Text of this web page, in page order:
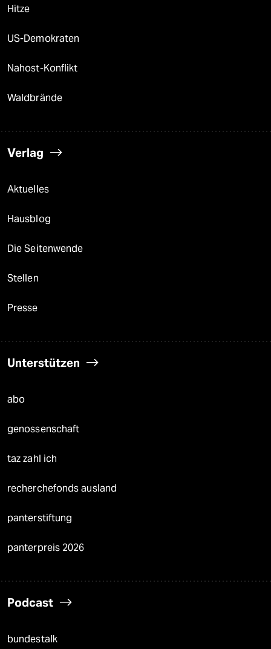
Hitze
US-Demokraten
Nahost-Konflikt
Waldbrände
Verlag
Aktuelles
Hausblog
Die Seitenwende
Stellen
Presse
Unterstützen
abo
genossenschaft
taz zahl ich
recherchefonds ausland
panterstiftung
panterpreis 2026
Podcast
bundestalk